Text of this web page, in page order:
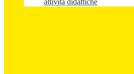
attività didattiche